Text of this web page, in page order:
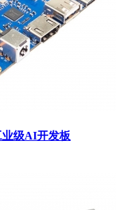
业级AI开发板